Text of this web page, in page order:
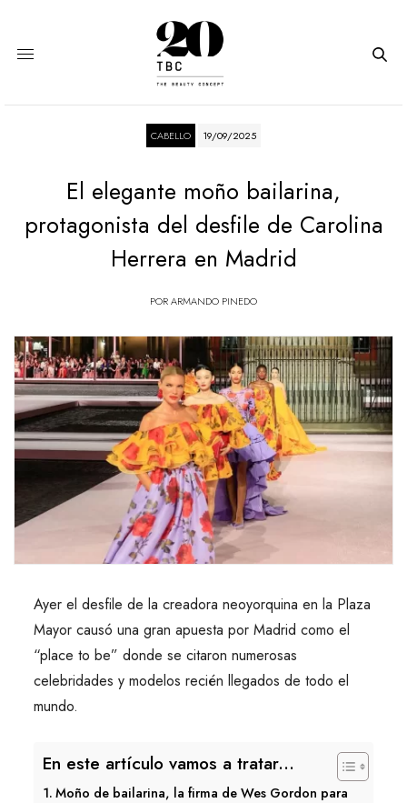
CABELLO 19/09/2025
El elegante moño bailarina,
protagonista del desfile de Carolina
Herrera en Madrid
PORARMANDO PINEDO
Ayer el desfile de la creadora neoyorquina en la Plaza
Mayor causó una gran apuesta por Madrid como el
“place to be” donde se citaron numerosas
celebridades y modelos recién llegados de todo el
mundo.
En este artículo vamos a tratar...
Moño de bailarina, la firma de Wes Gordon para